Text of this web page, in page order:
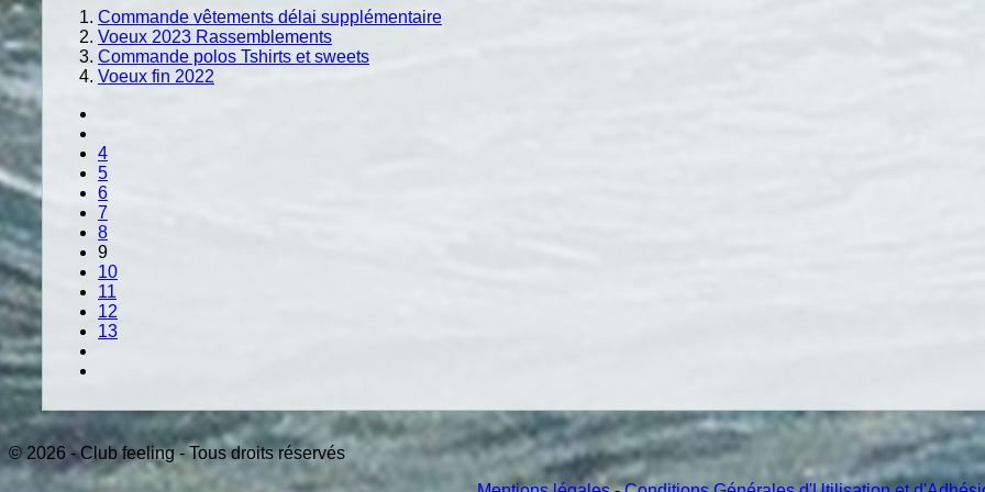
Commande vêtements délai supplémentaire
Voeux 2023 Rassemblements
Commande polos Tshirts et sweets
Voeux fin 2022
4
5
6
7
8
9
10
11
12
13
© 2026 - Club feeling - Tous droits réservés